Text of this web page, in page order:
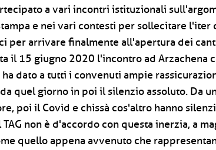
a vari incontri istituzionali
e nei vari contesti per sollecitare l'iter
per arrivare finalmente all'apertura dei
il 15 giugno 2020 l'incontro ad Arzachena
ha dato a tutti i convenuti ampie
quel giorno in poi il silenzio assoluto. Da
poi il Covid e chissà cos'altro hanno
non è d'accordo con questa inerzia, a
quello appena avvenuto che